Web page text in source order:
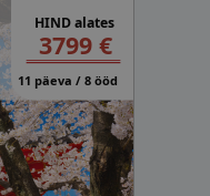
HIND alates
3799 €
11 päeva / 8 ööd